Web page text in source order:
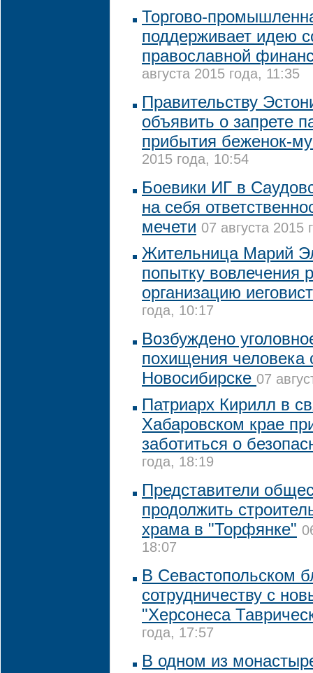
Торгово-
поддерживает идею
православной
августа 2015 года, 11:35
Правительству
объявить о запрете
прибытия беженок-
2015 года, 10:54
Боевики ИГ в
на себя
мечети 07 августа 2015
Жительница Марий
попытку вовлечения
организацию
года, 10:17
Возбуждено
похищения человека
Новосибирске 07
Патриарх Кирилл в
Хабаровском крае
заботиться о
года, 18:19
Представители
продолжить
храма в "Торфянке"
18:07
В Севастопольском
сотрудничеству с
"Херсонеса
года, 17:57
В одном из